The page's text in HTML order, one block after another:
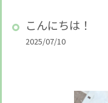
こんにちは！
2025/07/10